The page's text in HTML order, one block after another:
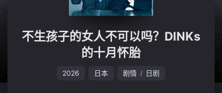
不生孩子的女人不可以吗？DINKs
的十月怀胎
2026 日本 剧情 / 日剧